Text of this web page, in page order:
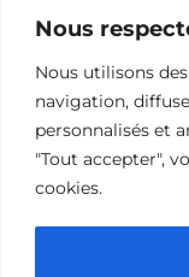
Nous
Nous utilisons
navigation,
personnalisés et
"Tout accepter",
cookies.